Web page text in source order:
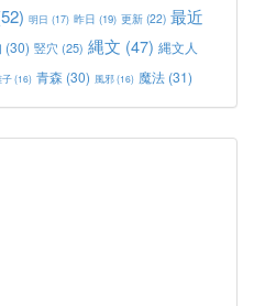
明日 (17) 昨日 (19) 更新 (22) 最近
(30) 竪穴 (25) 縄文 (47) 縄文人
子(16) 青森 (30) 風邪(16) 魔法 (31)